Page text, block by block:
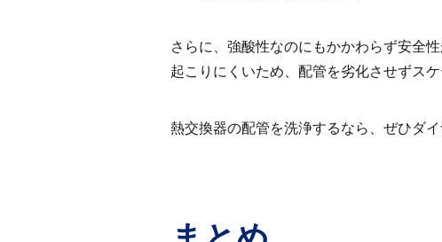
さらに、強酸性なのにもかかわらず安全
起こりにくいため、配管を劣化させずス
熱交換器の配管を洗浄するなら、ぜひダ